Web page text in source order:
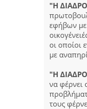
"Η
εφήβων με
οι οποίοι
με
"Η
να φέρνει
τους